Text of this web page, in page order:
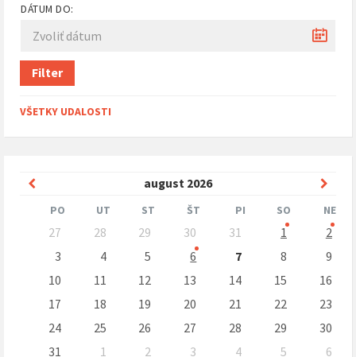
DÁTUM DO:
Filter
VŠETKY UDALOSTI
august 2026
Predchádzajúci
mesiac
PO UT ST ŠT PI SO NE
Preskočit
kalendárne
27 28 29 30 31 1
2
3
4 5 6 7 8
9
10
11 12 13 14 15
16
17
18 19 20 21 22
23
24
25 26 27 28 29
30
31
1 2 3 4 5 6